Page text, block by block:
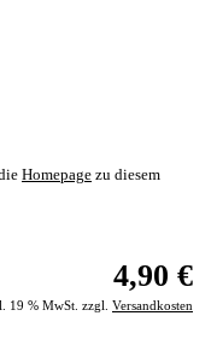
Homepage zu diesem
4,90 €
19 % MwSt. zzgl. Versandkosten